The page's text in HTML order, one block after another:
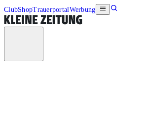
ClubShopTrauerportalWerbung